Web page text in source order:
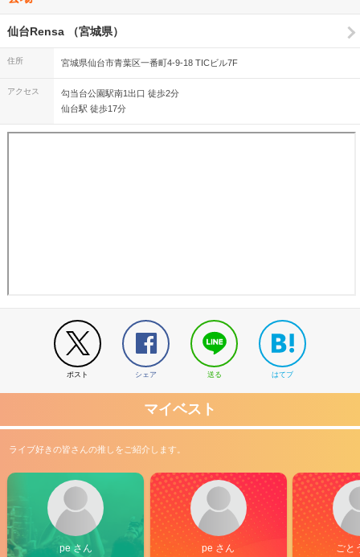
仙台Rensa （宮城県）
住所 宮城県仙台市青葉区一番町4-9-18 TICビル7F
アクセス
勾当台公園駅南1出口 徒歩2分
仙台駅 徒歩17分
ポスト シェア 送る はてブ
マイベスト
ライブ好きの皆さんの推しをご紹介します。
pe さん pe さん ごと